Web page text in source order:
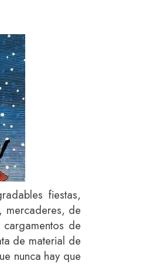
fiestas,
mercaderes, de
de
de material de
nunca hay que